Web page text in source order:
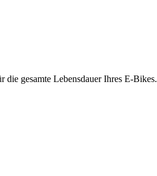
gesamte Lebensdauer Ihres E-Bikes.